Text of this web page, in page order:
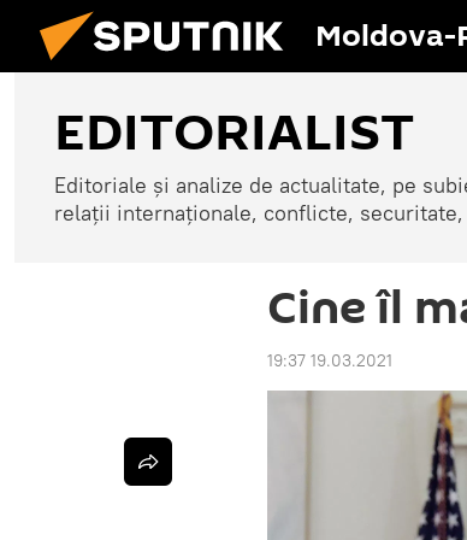
Moldova-
EDITORIALIST
Editoriale și analize de actualitate, pe
relații internaționale, conflicte, securitate,
Cine îl
19:37 19.03.2021